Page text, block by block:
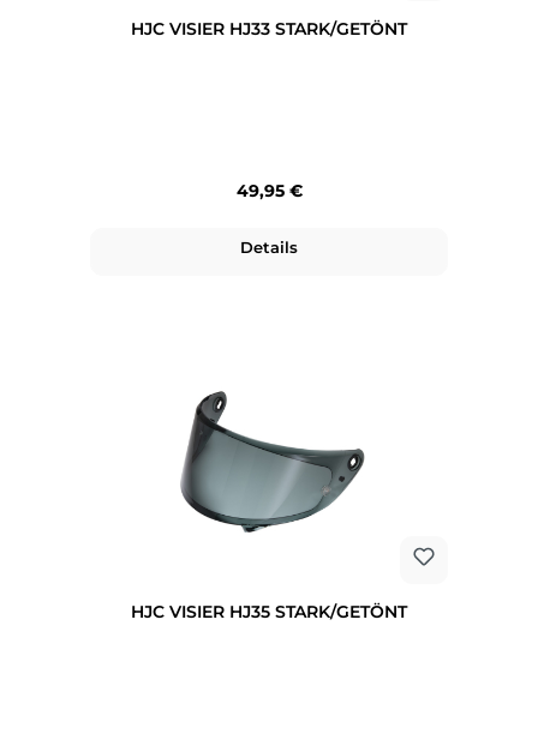
HJC VISIER HJ33 STARK/GETÖNT
Regulärer Preis:
49,95 €
Details
HJC VISIER HJ35 STARK/GETÖNT